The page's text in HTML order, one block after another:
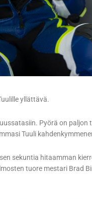
yllättävä.
Pyörä on
Tuuli
sekuntia hitaamman
tuore mestari Brad